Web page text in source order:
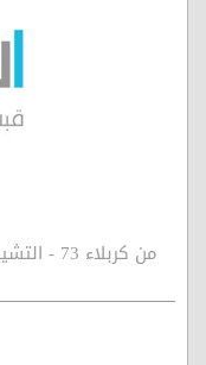
من كربلاء 73 - التشييع التاريخي